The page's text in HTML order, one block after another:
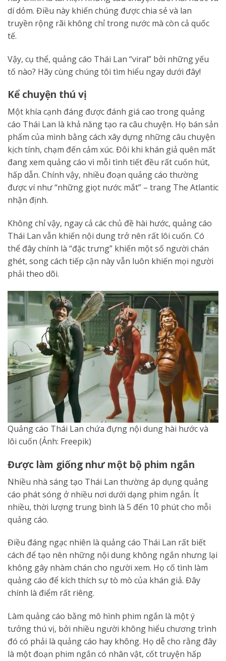
dí dỏm. Điều này khiến chúng được chia sẻ và lan
truyền rộng rãi không chỉ trong nước mà còn cả quốc
tế.
Vậy, cụ thể, quảng cáo Thái Lan “viral” bởi những yếu
tố nào? Hãy cùng chúng tôi tìm hiểu ngay dưới đây!
Kể chuyện thú vị
Một khía cạnh đáng được đánh giá cao trong quảng
cáo Thái Lan là khả năng tạo ra câu chuyện. Họ bán sản
phẩm của mình bằng cách xây dựng những câu chuyện
kịch tính, chạm đến cảm xúc. Đôi khi khán giả quên mất
đang xem quảng cáo vì mỗi tình tiết đều rất cuốn hút,
hấp dẫn. Chính vậy, nhiều đoạn quảng cáo thường
được ví như “những giọt nước mắt” – trang The Atlantic
nhận định.
Không chỉ vậy, ngay cả các chủ đề hài hước, quảng cáo
Thái Lan vẫn khiến nội dung trở nên rất lôi cuốn. Có
thể đây chính là “đặc trưng” khiến một số người chán
ghét, song cách tiếp cận này vẫn luôn khiến mọi người
phải theo dõi.
Quảng cáo Thái Lan chứa đựng nội dung hài hước và
lôi cuốn (Ảnh: Freepik)
Được làm giống như một bộ phim ngắn
Nhiều nhà sáng tạo Thái Lan thường áp dụng quảng
cáo phát sóng ở nhiều nơi dưới dạng phim ngắn. Ít
nhiều, thời lượng trung bình là 5 đến 10 phút cho mỗi
quảng cáo.
Điều đáng ngạc nhiên là quảng cáo Thái Lan rất biết
cách để tạo nên những nội dung không ngắn nhưng lại
không gây nhàm chán cho người xem. Họ cố tình làm
quảng cáo để kích thích sự tò mò của khán giả. Đây
chính là điểm rất riêng.
Làm quảng cáo bằng mô hình phim ngắn là một ý
tưởng thú vị, bởi nhiều người không hiểu chương trình
đó có phải là quảng cáo hay không. Họ dễ cho rằng đây
là một đoạn phim ngắn có nhân vật, cốt truyện hấp